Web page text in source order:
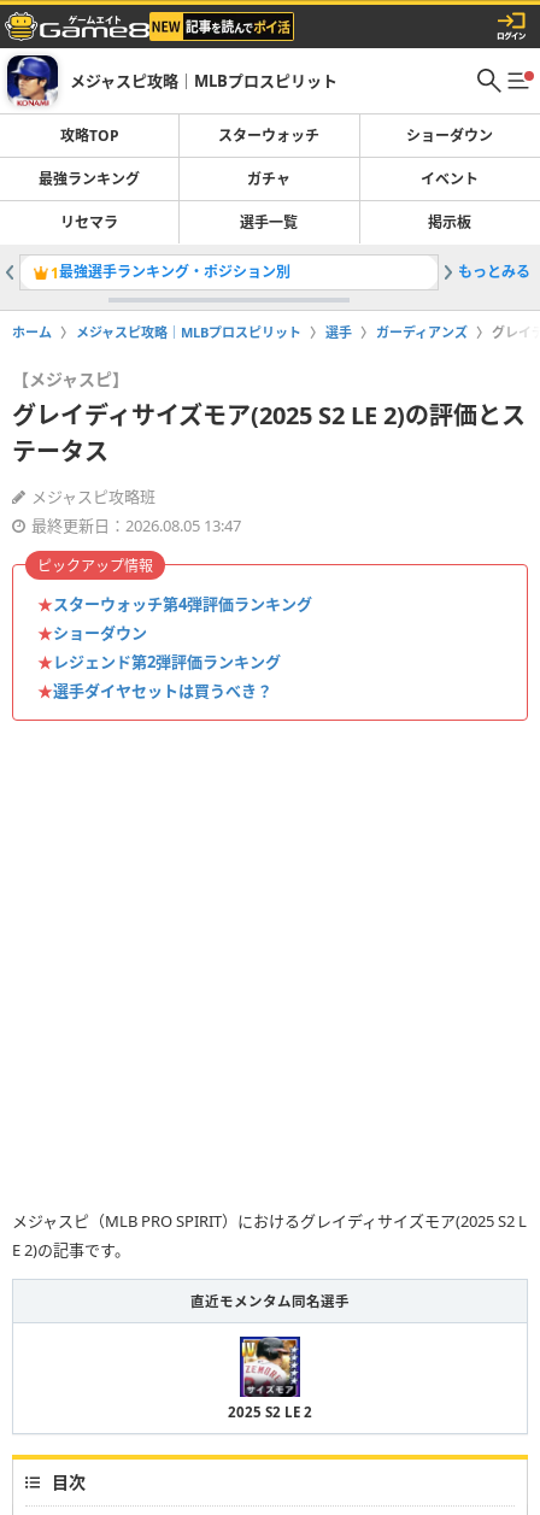
メジャスピ攻略｜MLBプロスピリット
攻略TOP スターウォッチ ショーダウン
最強ランキング ガチャ イベント
リセマラ 選手一覧 掲示板
1最強選手ランキング・ポジション別 2ガチャ
もっとみる
ホーム メジャスピ攻略｜MLBプロスピリット 選手 ガーディアンズ グレイ
【メジャスピ】
グレイディサイズモア(2025 S2 LE 2)の評価とス
テータス
メジャスピ攻略班
最終更新日：2026.08.05 13:47
★スターウォッチ第4弾評価ランキング
★ショーダウン
★レジェンド第2弾評価ランキング
★選手ダイヤセットは買うべき？
ピックアップ情報
メジャスピ（MLB PRO SPIRIT）におけるグレイディサイズモア(2025 S2 L
E 2)の記事です。
直近モメンタム同名選手
2025 S2 LE 2
目次